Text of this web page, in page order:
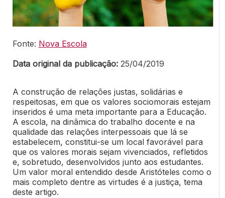
Fonte: Nova Escola
Data original da publicação:25/04/2019
A construção de relações justas, solidárias e
respeitosas, em que os valores sociomorais estejam
inseridos é uma meta importante para a Educação.
A escola, na dinâmica do trabalho docente e na
qualidade das relações interpessoais que lá se
estabelecem, constitui-se um local favorável para
que os valores morais sejam vivenciados, refletidos
e, sobretudo, desenvolvidos junto aos estudantes.
Um valor moral entendido desde Aristóteles como o
mais completo dentre as virtudes é a justiça, tema
deste artigo.